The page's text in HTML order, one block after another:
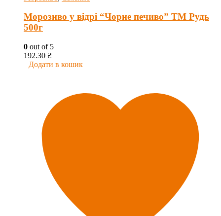
Морозиво у відрі “Чорне печиво” ТМ Рудь
500г
0 out of 5
192.30 ₴
Додати в кошик